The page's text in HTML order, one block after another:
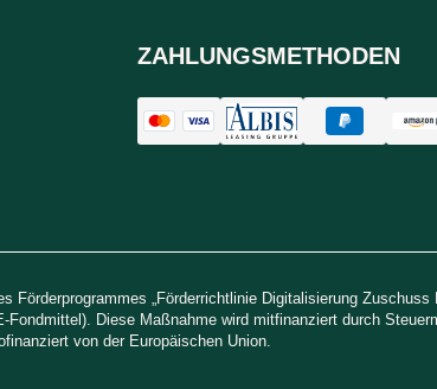
ZAHLUNGSMETHODEN
Förderprogrammes „Förderrichtlinie Digitalisierung
Fondmittel). Diese Maßnahme wird mitfinanziert durch
von der Europäischen Union.